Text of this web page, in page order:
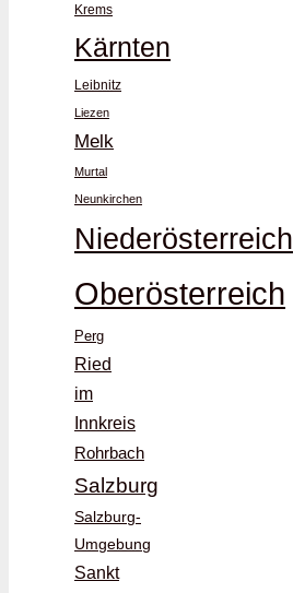
Krems
Kärnten
Leibnitz
Liezen
Melk
Murtal
Neunkirchen
Niederösterreich
Oberösterreich
Perg
Ried
im
Innkreis
Rohrbach
Salzburg
Salzburg-
Umgebung
Sankt